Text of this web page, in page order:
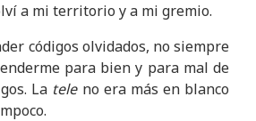
a mi territorio y a mi gremio.
códigos olvidados, no siempre
para bien y para mal de
La teleno era más en blanco